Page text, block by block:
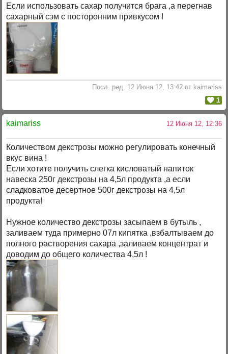
Если использовать сахар получится брага ,а перегнав
сахарный сэм с посторонним привкусом !
Посл. ред. 12 Июня 12, 13:42 от kaimariss
1
kaimariss 12 Июня 12, 12:36
Количеством декстрозы можно регулировать конечный
вкус вина !
Если хотите получить слегка кисловатый напиток
навеска 250г декстрозы на 4,5л продукта ,а если
сладковатое десертное 500г декстрозы на 4,5л
продукта!
Нужное количество декстрозы засыпаем в бутыль ,
заливаем туда примерно 07л кипятка ,взбалтываем до
полного растворения сахара ,заливаем концентрат и
доводим до общего количества 4,5л !